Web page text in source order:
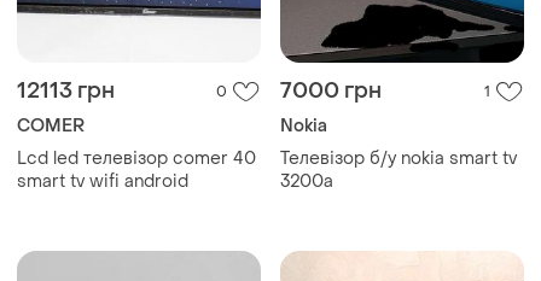
12113 грн 0
COMER
Lcd led телевізор comer 40
smart tv wifi android
7000 грн 1
Nokia
Телевізор б/у nokia smart tv
3200a